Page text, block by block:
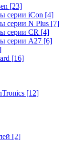
[23]
серии iCon [4]
серии N Plus [7]
серии CR [4]
серии А27 [6]
[16]
[12]
[2]